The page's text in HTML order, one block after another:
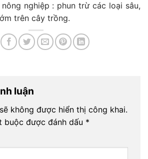
nghiệp : phun trừ các loại sâu,
trên cây trồng.
luận
không được hiển thị công khai.
buộc được đánh dấu *